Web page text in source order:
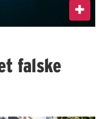
falske